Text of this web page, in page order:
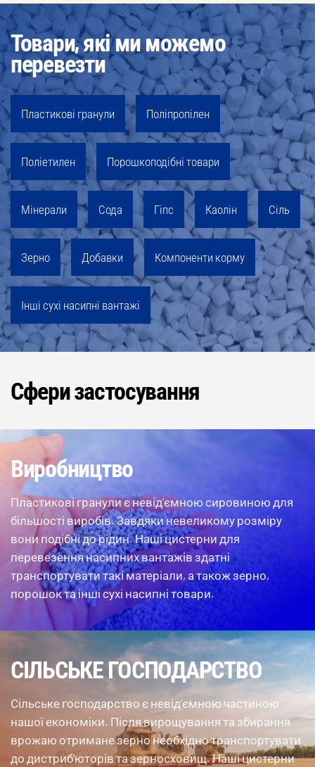
Товари, які ми можемо
перевезти
Пластикові гранули Поліпропілен
Поліетилен Порошкоподібні товари
Мінерали Сода Гіпс Каолін Сіль
Зерно Добавки Компоненти корму
Інші сухі насипні вантажі
Сфери застосування
Виробництво
Пластикові гранули є невід’ємною сировиною для
більшості виробів. Завдяки невеликому розміру
вони подібні до рідин. Наші цистерни для
перевезення насипних вантажів здатні
транспортувати такі матеріали, а також зерно,
порошок та інші сухі насипні товари.
СІЛЬСЬКЕ ГОСПОДАРСТВО
Сільське господарство є невід’ємною частиною
нашої економіки. Після вирощування та збирання
врожаю отримане зерно необхідно транспортувати
до дистриб’юторів та зерносховищ. Наші цистерни